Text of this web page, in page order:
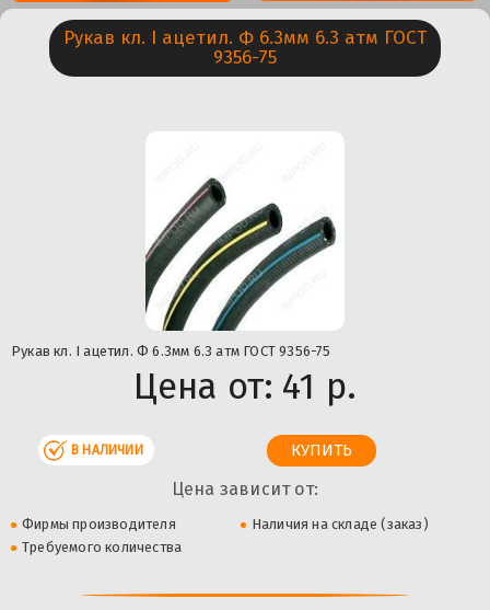
Рукaв кл. I ацетил. Ф 6.3мм 6.3 атм ГОСТ
9356-75
Рукaв кл. I ацетил. Ф 6.3мм 6.3 атм ГОСТ 9356-75
Цена от: 41 р.
В НАЛИЧИИ
Цена зависит от:
Фирмы производителя
Наличия на складе (заказ)
Требуемого количества